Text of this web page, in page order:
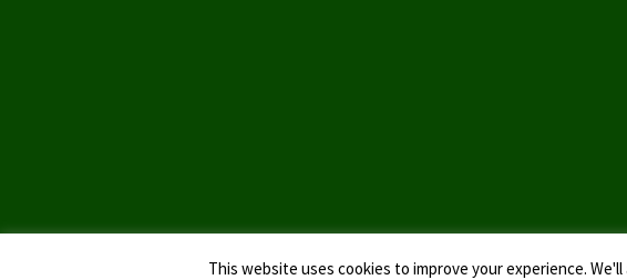
This website uses cookies to improve your experience.